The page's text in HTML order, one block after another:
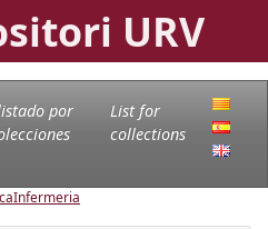
URV
por
List for
collections
Infermeria